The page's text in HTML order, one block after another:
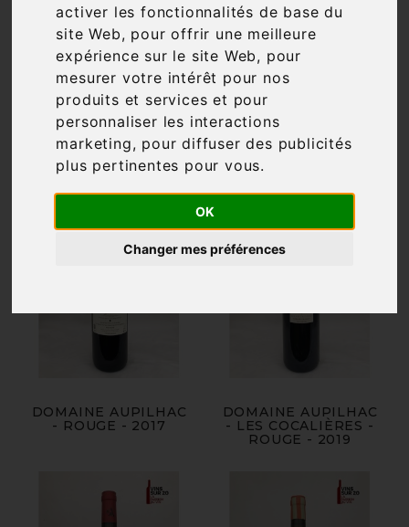
activer les fonctionnalités de base du
site Web, pour offrir une meilleure
expérience sur le site Web, pour
mesurer votre intérêt pour nos
produits et services et pour
personnaliser les interactions
marketing, pour diffuser des publicités
plus pertinentes pour vous.
OK
Changer mes préférences
 Filtre 6 articles
Pertinence
DOMAINE AUPILHAC
- ROUGE - 2017
DOMAINE AUPILHAC
- LES COCALIÈRES -
ROUGE - 2019